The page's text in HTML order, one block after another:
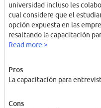
universidad incluso les
cual considere que el
opción expuesta en las
resaltando la capacitación
Read more >
Pros
La capacitación para
Cons